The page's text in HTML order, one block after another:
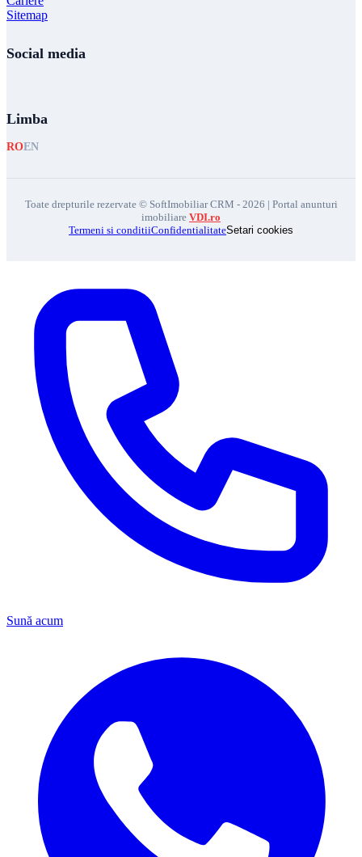
Sitemap
Social media
Limba
ROEN
Toate drepturile rezervate © SoftImobiliar CRM - 2026 | Portal anunturi
imobiliare VDI.ro
Termeni si conditiiConfidentialitateSetari cookies
Sună acum